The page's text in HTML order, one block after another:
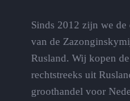
Sinds 2012 zijn we
van de
Rusland. Wij kopen de
rechtstreeks uit
groothandel voor